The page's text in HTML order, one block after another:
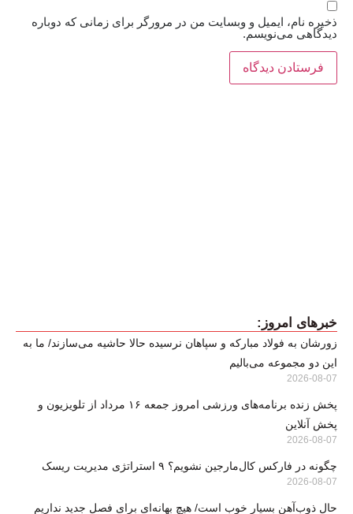
ذخیره نام، ایمیل و وبسایت من در مرورگر برای زمانی که دوباره
دیدگاهی می‌نویسم.
خبرهای امروز:
زورشان به فولاد مبارکه و سپاهان نرسیده حالا حاشیه می‌سازند/ ما به
این دو مجموعه می‌بالیم
2026-08-07
پخش زنده برنامه‌های ورزشی امروز جمعه ۱۶ مرداد از تلویزیون و
پخش آنلاین
2026-08-07
چگونه در فارکس کال‌مارجین نشویم؟ ۹ استراتژی مدیریت ریسک
2026-08-07
حال ذوب‌آهن بسیار خوب است/ هیچ بهانه‌ای برای فصل جدید نداریم